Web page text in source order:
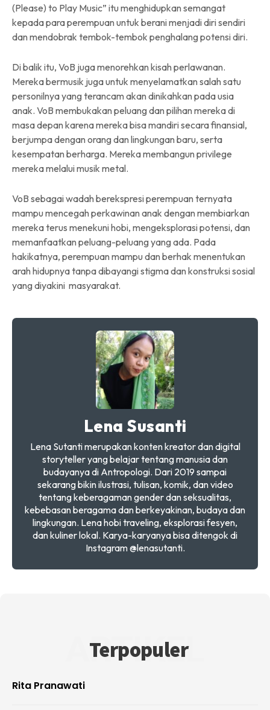
(Please) to Play Music” itu menghidupkan semangat
kepada para perempuan untuk berani menjadi diri sendiri
dan mendobrak tembok-tembok penghalang potensi diri.
Di balik itu, VoB juga menorehkan kisah perlawanan.
Mereka bermusik juga untuk menyelamatkan salah satu
personilnya yang terancam akan dinikahkan pada usia
anak. VoB membukakan peluang dan pilihan mereka di
masa depan karena mereka bisa mandiri secara finansial,
berjumpa dengan orang dan lingkungan baru, serta
kesempatan berharga. Mereka membangun privilege
mereka melalui musik metal.
VoB sebagai wadah berekspresi perempuan ternyata
mampu mencegah perkawinan anak dengan membiarkan
mereka terus menekuni hobi, mengeksplorasi potensi, dan
memanfaatkan peluang-peluang yang ada. Pada
hakikatnya, perempuan mampu dan berhak menentukan
arah hidupnya tanpa dibayangi stigma dan konstruksi sosial
yang diyakini masyarakat.
Lena Susanti
Lena Sutanti merupakan konten kreator dan digital
storyteller yang belajar tentang manusia dan
budayanya di Antropologi. Dari 2019 sampai
sekarang bikin ilustrasi, tulisan, komik, dan video
tentang keberagaman gender dan seksualitas,
kebebasan beragama dan berkeyakinan, budaya dan
lingkungan. Lena hobi traveling, eksplorasi fesyen,
dan kuliner lokal. Karya-karyanya bisa ditengok di
Instagram @lenasutanti.
Terpopuler
ARTIKEL
Rita Pranawati